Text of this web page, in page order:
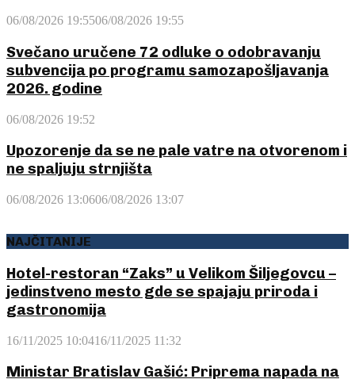
06/08/2026 19:5506/08/2026 19:55
Svečano uručene 72 odluke o odobravanju
subvencija po programu samozapošljavanja
2026. godine
06/08/2026 19:52
Upozorenje da se ne pale vatre na otvorenom i
ne spaljuju strnjišta
06/08/2026 13:0606/08/2026 13:07
NAJČITANIJE
Hotel-restoran “Zaks” u Velikom Šiljegovcu –
jedinstveno mesto gde se spajaju priroda i
gastronomija
16/11/2025 10:0416/11/2025 11:32
Ministar Bratislav Gašić: Priprema napada na